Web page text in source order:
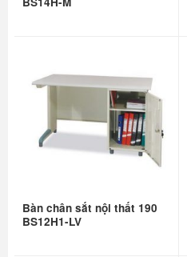
Bàn chân sắt nội thất 190
BS12H1-LV